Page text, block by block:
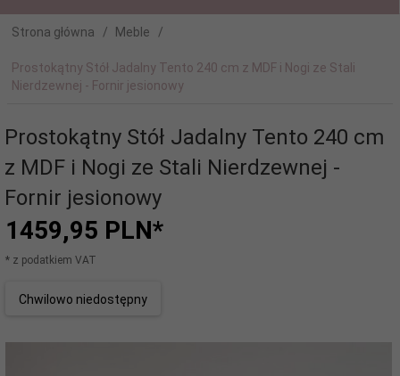
Strona główna Meble
Prostokątny Stół Jadalny Tento 240 cm z MDF i Nogi ze Stali
Nierdzewnej - Fornir jesionowy
Prostokątny Stół Jadalny Tento 240 cm
z MDF i Nogi ze Stali Nierdzewnej -
Fornir jesionowy
1459,95 PLN*
* z podatkiem VAT
Chwilowo niedostępny